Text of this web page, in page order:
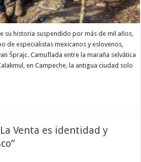
su historia suspendido por más de mil años,
de especialistas mexicanos y eslovenos,
Šprajc. Camuflada entre la maraña selvática
en Campeche, la antigua ciudad solo
Venta es identidad y